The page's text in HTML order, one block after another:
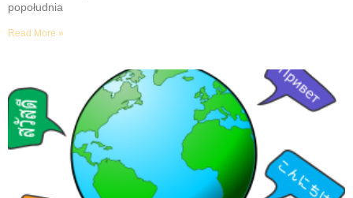
popołudnia
Read More »